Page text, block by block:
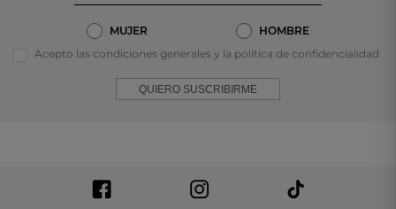
MUJER
HOMBRE
Acepto las condiciones generales y la política de confidencialidad
QUIERO SUSCRIBIRME